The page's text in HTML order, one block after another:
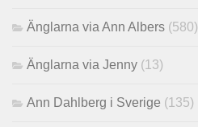
Änglarna via Ann Albers (580)
Änglarna via Jenny (13)
Ann Dahlberg i Sverige (135)